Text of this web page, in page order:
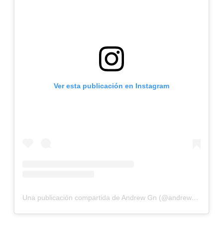
Ver esta publicación en Instagram
Una publicación compartida de Andrew Gn (@andrewgn)